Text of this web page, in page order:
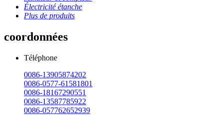
Électricité étanche
Plus de produits
coordonnées
Téléphone
0086-13905874202
0086-0577-61581801
0086-18167290551
0086-13587785922
0086-057762652939